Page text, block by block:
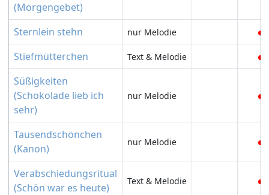
(Morgengebet)
Sternlein stehn nur Melodie
Stiefmütterchen Text & Melodie
Süßigkeiten
(Schokolade lieb ich
sehr)
nur Melodie
Tausendschönchen
(Kanon)
nur Melodie
Verabschiedungsritual
(Schön war es heute)
Text & Melodie